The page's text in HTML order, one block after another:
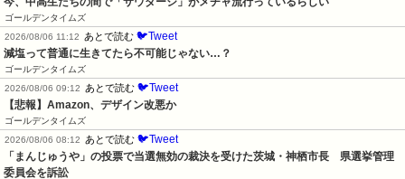
ゴールデンタイムズ
2026/08/06 11:12
あとで読む 🐦Tweet
減塩って普通に生きてたら不可能じゃない…？
ゴールデンタイムズ
2026/08/06 09:12
あとで読む 🐦Tweet
【悲報】Amazon、デザイン改悪か
ゴールデンタイムズ
2026/08/06 08:12
あとで読む 🐦Tweet
「まんじゅうや」の投票で当選無効の裁決を受けた茨城・神栖市長　県選挙管理
委員会を訴訟